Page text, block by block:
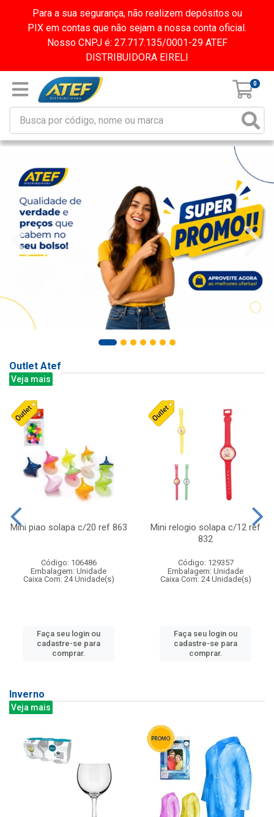
Para a sua segurança, não realizem depósitos ou
PIX em contas que não sejam a nossa conta oficial.
Nosso CNPJ é: 27.717.135/0001-29 ATEF
DISTRIBUIDORA EIRELI
0
Outlet Atef
Veja mais
Mini piao solapa c/20 ref 863
Código: 106486
Embalagem: Unidade
Caixa Com: 24 Unidade(s)
Faça seu login ou
cadastre-se para
comprar.
Mini relogio solapa c/12 ref
832
Código: 129357
Embalagem: Unidade
Caixa Com: 24 Unidade(s)
Faça seu login ou
cadastre-se para
comprar.
Inverno
Veja mais